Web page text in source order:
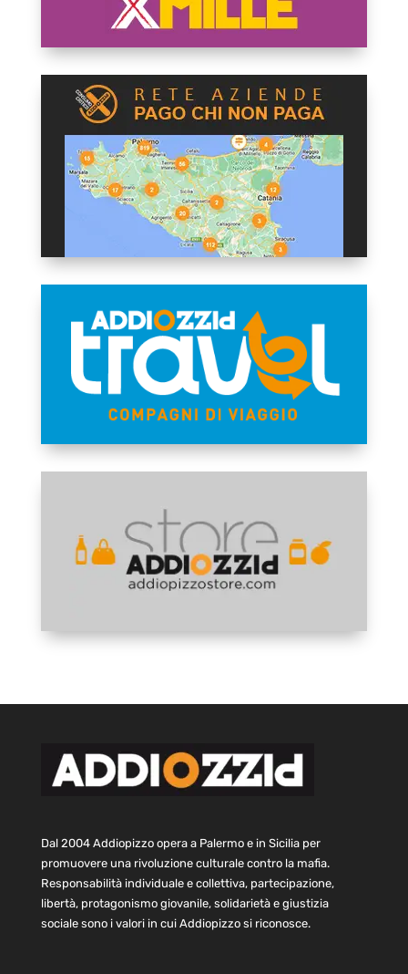
Dal 2004 Addiopizzo opera a Palermo e in Sicilia per
promuovere una rivoluzione culturale contro la mafia.
Responsabilità individuale e collettiva, partecipazione,
libertà, protagonismo giovanile, solidarietà e giustizia
sociale sono i valori in cui Addiopizzo si riconosce.